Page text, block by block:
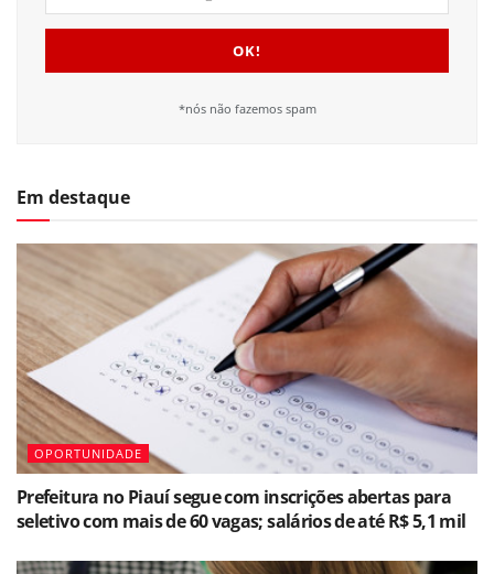
*nós não fazemos spam
Em destaque
OPORTUNIDADE
Prefeitura no Piauí segue com inscrições abertas para
seletivo com mais de 60 vagas; salários de até R$ 5,1 mil